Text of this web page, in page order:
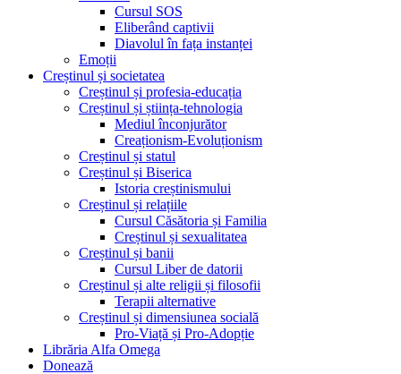
Cursul SOS
Eliberând captivii
Diavolul în fața instanței
Emoții
Creștinul și societatea
Creștinul și profesia-educația
Creștinul și știința-tehnologia
Mediul înconjurător
Creaționism-Evoluționism
Creștinul și statul
Creștinul și Biserica
Istoria creștinismului
Creștinul și relațiile
Cursul Căsătoria și Familia
Creștinul și sexualitatea
Creștinul și banii
Cursul Liber de datorii
Creștinul și alte religii și filosofii
Terapii alternative
Creștinul și dimensiunea socială
Pro-Viață și Pro-Adopție
Librăria Alfa Omega
Donează